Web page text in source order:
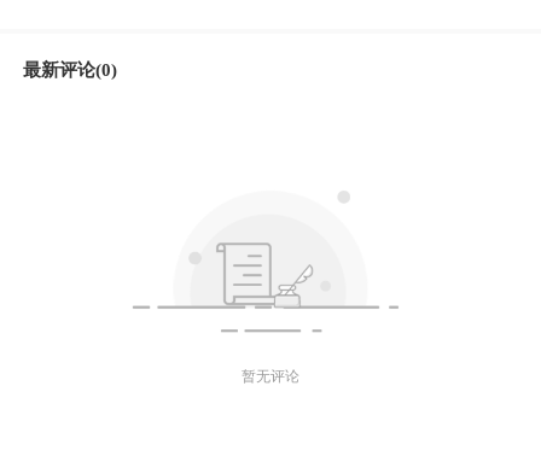
最新评论(0)
暂无评论